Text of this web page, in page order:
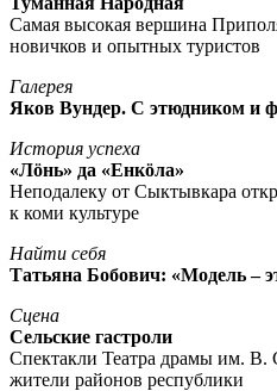
Самая высокая вершина
новичков и опытных туристов
Галерея
Яков Вундер. С этюдником и
История успеха
«Лöнь» да «Енкöла»
Неподалеку от Сыктывкара
к коми культуре
Найти себя
Татьяна Бобович: «Модель –
Сцена
Сельские гастроли
Спектакли Театра драмы им. В.
жители районов республики